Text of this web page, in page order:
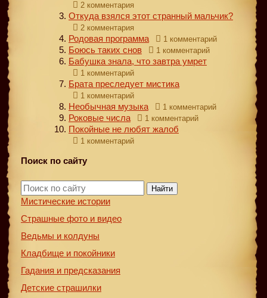
2 комментария
Откуда взялся этот странный мальчик?
2 комментария
Родовая программа 1 комментарий
Боюсь таких снов 1 комментарий
Бабушка знала, что завтра умрет
1 комментарий
Брата преследует мистика
1 комментарий
Необычная музыка 1 комментарий
Роковые числа 1 комментарий
Покойные не любят жалоб
1 комментарий
Поиск по сайту
Найти
Мистические истории
Страшные фото и видео
Ведьмы и колдуны
Кладбище и покойники
Гадания и предсказания
Детские страшилки